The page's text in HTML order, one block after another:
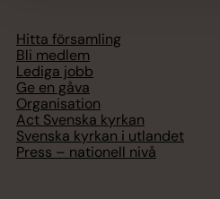
Hitta församling
Bli medlem
Lediga jobb
Ge en gåva
Organisation
Act Svenska kyrkan
Svenska kyrkan i utlandet
Press – nationell nivå